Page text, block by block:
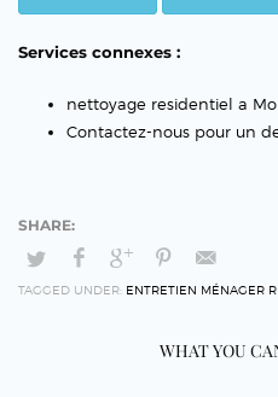
Services connexes :
nettoyage residentiel a
Contactez-nous pour un
TAGGED UNDER: ENTRETIEN MÉNAGER
WHAT YOU